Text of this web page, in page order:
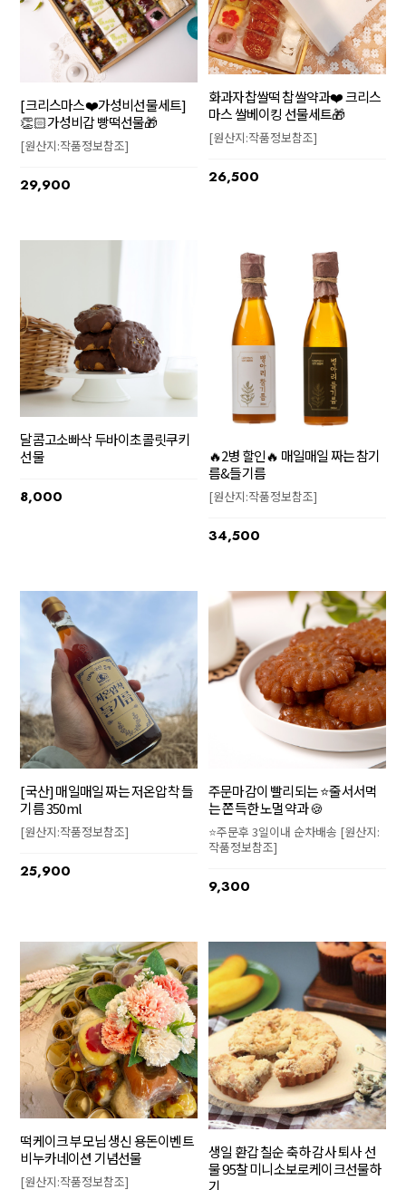
[크리스마스❤️가성비선물세트]
👏🏻가성비갑 빵떡선물🎁
[원산지:작품정보참조]
29,900
화과자찹쌀떡 찹쌀약과❤️ 크리스
마스 쌀베이킹 선물세트🎁
[원산지:작품정보참조]
26,500
달콤고소빠삭 두바이초콜릿쿠키
선물
8,000
🔥2병 할인🔥 매일매일 짜는 참기
름&들기름
[원산지:작품정보참조]
34,500
[국산] 매일매일 짜는 저온압착 들
기름 350ml
[원산지:작품정보참조]
25,900
주문마감이 빨리되는 ⭐줄서서먹
는 쫀득한 노멀약과 🍪
⭐주문후 3일이내 순차배송 [원산지:
작품정보참조]
9,300
떡케이크 부모님 생신 용돈이벤트
비누카네이션 기념선물
[원산지:작품정보참조]
생일 환갑 칠순 축하 감사 퇴사 선
물 95찰 미니소보로케이크선물하